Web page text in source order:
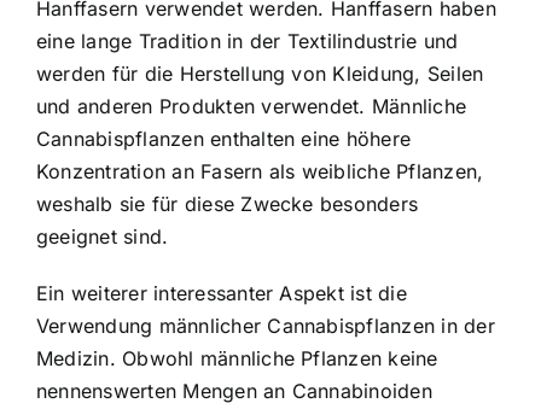
Hanffasern verwendet werden. Hanffasern haben
eine lange Tradition in der Textilindustrie und
werden für die Herstellung von Kleidung, Seilen
und anderen Produkten verwendet. Männliche
Cannabispflanzen enthalten eine höhere
Konzentration an Fasern als weibliche Pflanzen,
weshalb sie für diese Zwecke besonders
geeignet sind.
Ein weiterer interessanter Aspekt ist die
Verwendung männlicher Cannabispflanzen in der
Medizin. Obwohl männliche Pflanzen keine
nennenswerten Mengen an Cannabinoiden